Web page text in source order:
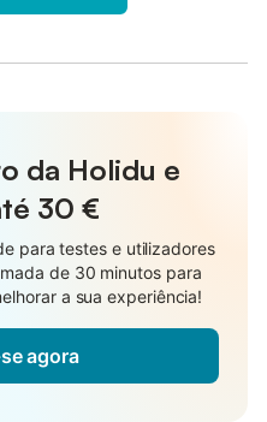
da Holidu e
30 €
para testes e utilizadores
de 30 minutos para
a sua experiência!
agora